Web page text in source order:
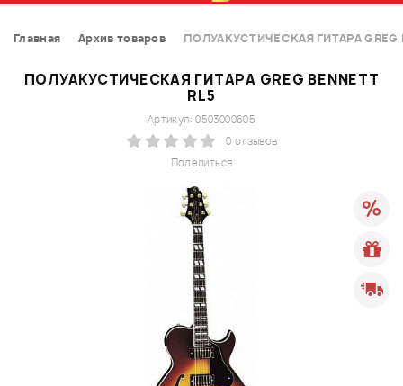
Главная Архив товаров ПОЛУАКУСТИЧЕСКАЯ ГИТАРА GREG
ПОЛУАКУСТИЧЕСКАЯ ГИТАРА GREG BENNETT
RL5
Поделиться
Артикул: 0503000605
0 отзывов